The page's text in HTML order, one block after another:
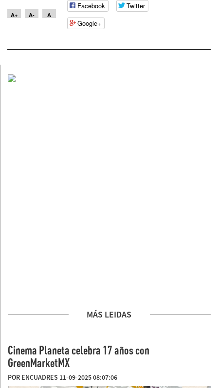
A+ A- A
Facebook
Twitter
Google+
MÁS LEIDAS
Cinema Planeta celebra 17 años con
GreenMarketMX
POR ENCUADRES 11-09-2025 08:07:06